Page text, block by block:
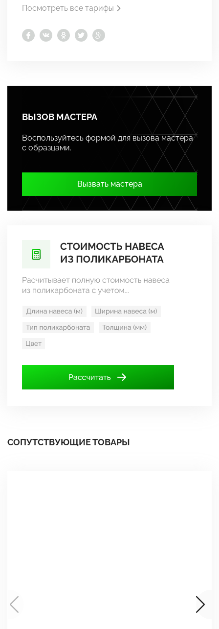
Посмотреть все тарифы
ВЫЗОВ МАСТЕРА
Воспользуйтесь формой для вызова мастера
с образцами.
Вызвать мастера
СОПУТСТВУЮЩИЕ ТОВАРЫ